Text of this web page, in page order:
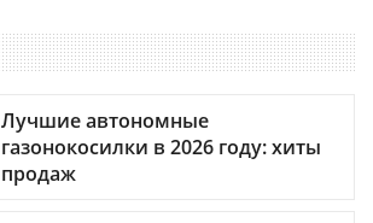
Лучшие автономные
газонокосилки в 2026 году: хиты
продаж